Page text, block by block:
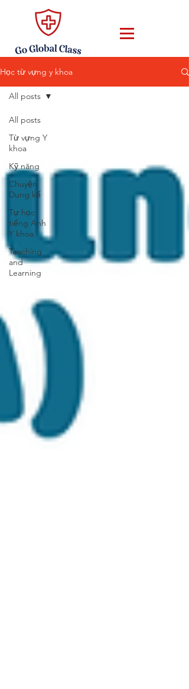
Học từ vựng y khoa
All posts
Từ vựng Y
khoa
Kỹ năng
Chuyện
Dung kể
Tự học
tiếng Anh
Y khoa
Teaching
and
Learning
All posts